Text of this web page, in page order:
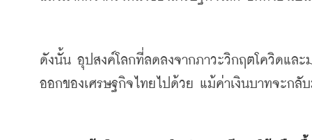
ดังนั้น อุปสงค์โลกที่ลดลงจากภาวะวิกฤตโควิดและ
ออกของเศรษฐกิจไทยไปด้วย แม้ค่าเงินบาทจะกลั